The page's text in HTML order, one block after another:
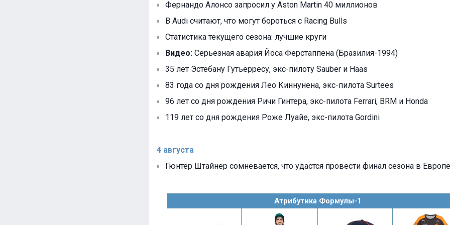
Фернандо Алонсо запросил у Aston Martin 40 миллионов
В Audi считают, что могут бороться с Racing Bulls
Статистика текущего сезона: лучшие круги
Видео: Серьезная авария Йоса Ферстаппена (Бразилия-1994)
35 лет Эстебану Гутьерресу, экс-пилоту Sauber и Haas
83 года со дня рождения Лео Киннунена, экс-пилота Surtees
96 лет со дня рождения Ричи Гинтера, экс-пилота Ferrari, BRM и Honda
119 лет со дня рождения Роже Луайе, экс-пилота Gordini
4 августа
Гюнтер Штайнер сомневается, что удастся провести финал сезона в Европе
Атрибутика Формулы-1